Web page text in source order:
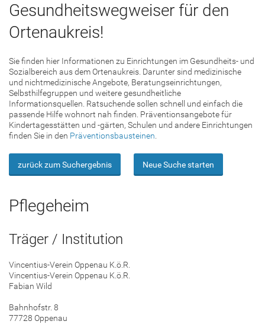
Gesundheitswegweiser für den
Ortenaukreis!
Sie finden hier Informationen zu Einrichtungen im Gesundheits- und
Sozialbereich aus dem Ortenaukreis. Darunter sind medizinische
und nichtmedizinische Angebote, Beratungseinrichtungen,
Selbsthilfegruppen und weitere gesundheitliche
Informationsquellen. Ratsuchende sollen schnell und einfach die
passende Hilfe wohnort nah finden. Präventionsangebote für
Kindertagesstätten und -gärten, Schulen und andere Einrichtungen
finden Sie in den Präventionsbausteinen
zurück zum Suchergebnis Neue Suche starten
Pflegeheim
Träger / Institution
Vincentius-Verein Oppenau K.ö.R.
Vincentius-Verein Oppenau K.ö.R.
Fabian Wild
Bahnhofstr. 8
77728 Oppenau